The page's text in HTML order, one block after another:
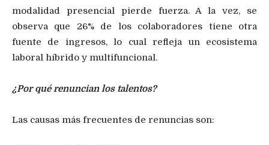
modalidad presencial pierde fuerza. A la vez, se
observa que 26% de los colaboradores tiene otra
fuente de ingresos, lo cual refleja un ecosistema
laboral híbrido y multifuncional.
¿Por qué renuncian los talentos?
Las causas más frecuentes de renuncias son: